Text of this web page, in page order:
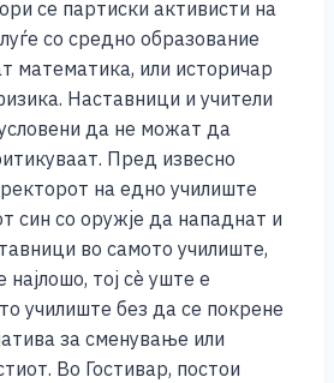
се партиски активисти на
со средно образование
математика, или историчар
Наставници и учители
да не можат да
Пред извесно
на едно училиште
син со оружје да нападнат и
во самото училиште,
тој сѐ уште е
училиште без да се покрене
за сменување или
Во Гостивар, постои